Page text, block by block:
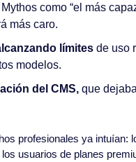
como “el más
más caro.
límites de uso
modelos.
del CMS, que
profesionales ya intuían:
usuarios de planes